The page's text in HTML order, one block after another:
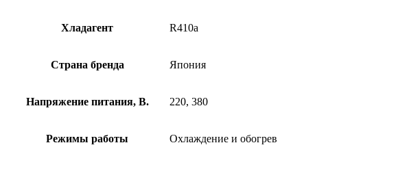
Хладагент R410a
Страна бренда Япония
Напряжение питания, В. 220, 380
Режимы работы Охлаждение и обогрев